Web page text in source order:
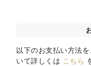
以下のお支払い方法
いて詳しくは こちら